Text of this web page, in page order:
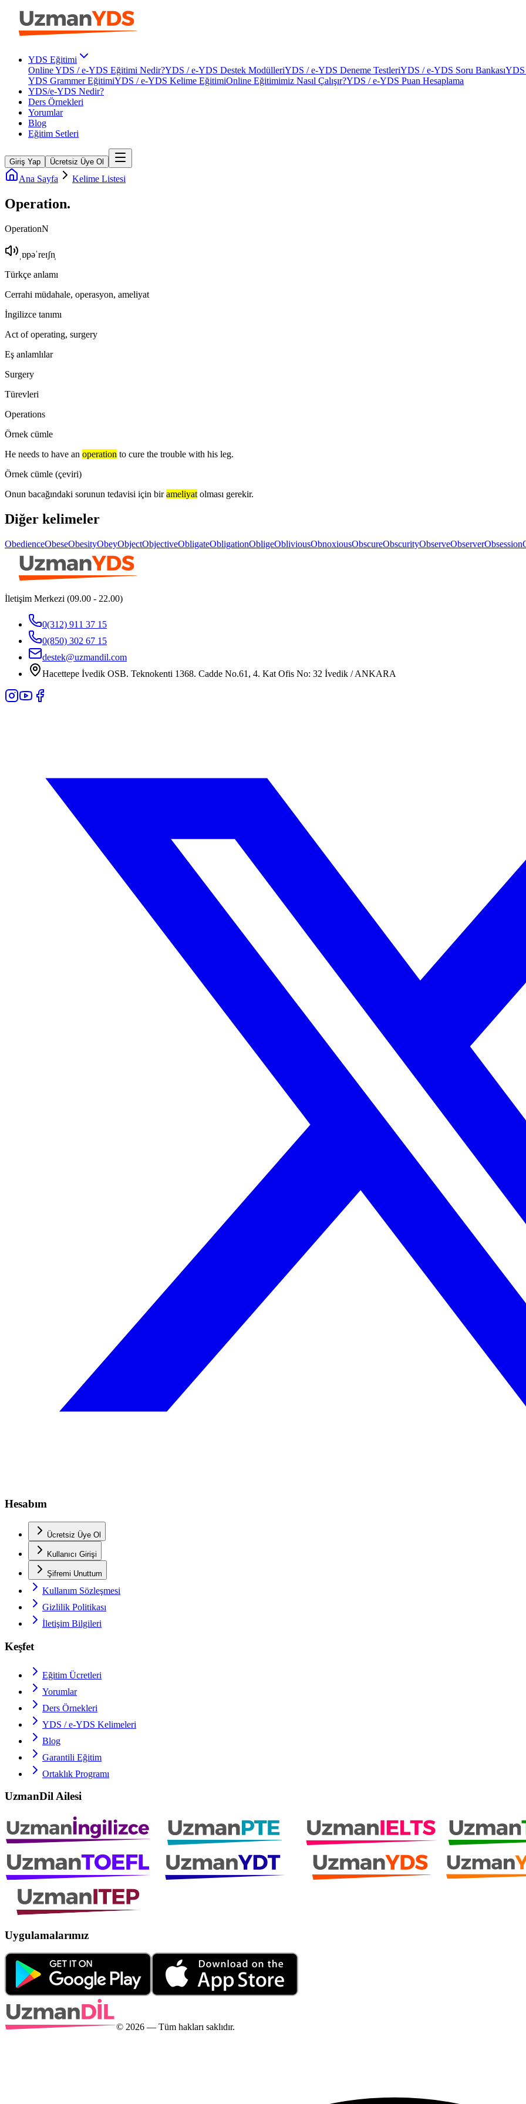
YDS Eğitimi
Online YDS / e-YDS Eğitimi Nedir?YDS / e-YDS Destek ModülleriYDS / e-YDS Deneme TestleriYDS / e-YDS Soru BankasıYDS
YDS Grammer EğitimiYDS / e-YDS Kelime EğitimiOnline Eğitimimiz Nasıl Çalışır?YDS / e-YDS Puan Hesaplama
YDS/e-YDS Nedir?
Ders Örnekleri
Yorumlar
Blog
Eğitim Setleri
Giriş Yap Ücretsiz Üye Ol
Ana Sayfa Kelime Listesi
Operation.
OperationN
ˌɒpəˈreɪʃn̩
Türkçe anlamı
Cerrahi müdahale, operasyon, ameliyat
İngilizce tanımı
Act of operating, surgery
Eş anlamlılar
Surgery
Türevleri
Operations
Örnek cümle
He needs to have an operation to cure the trouble with his leg.
Örnek cümle (çeviri)
Onun bacağındaki sorunun tedavisi için bir ameliyat olması gerekir.
Diğer kelimeler
ObedienceObeseObesityObeyObjectObjectiveObligateObligationObligeObliviousObnoxiousObscureObscurityObserveObserverObsession
İletişim Merkezi (09.00 - 22.00)
0(312) 911 37 15
0(850) 302 67 15
destek@uzmandil.com
Hacettepe İvedik OSB. Teknokenti 1368. Cadde No.61, 4. Kat Ofis No: 32 İvedik / ANKARA
Hesabım
Ücretsiz Üye Ol
Kullanıcı Girişi
Şifremi Unuttum
Kullanım Sözleşmesi
Gizlilik Politikası
İletişim Bilgileri
Keşfet
Eğitim Ücretleri
Yorumlar
Ders Örnekleri
YDS / e-YDS Kelimeleri
Blog
Garantili Eğitim
Ortaklık Programı
UzmanDil Ailesi
Uygulamalarımız
© 2026 — Tüm hakları saklıdır.